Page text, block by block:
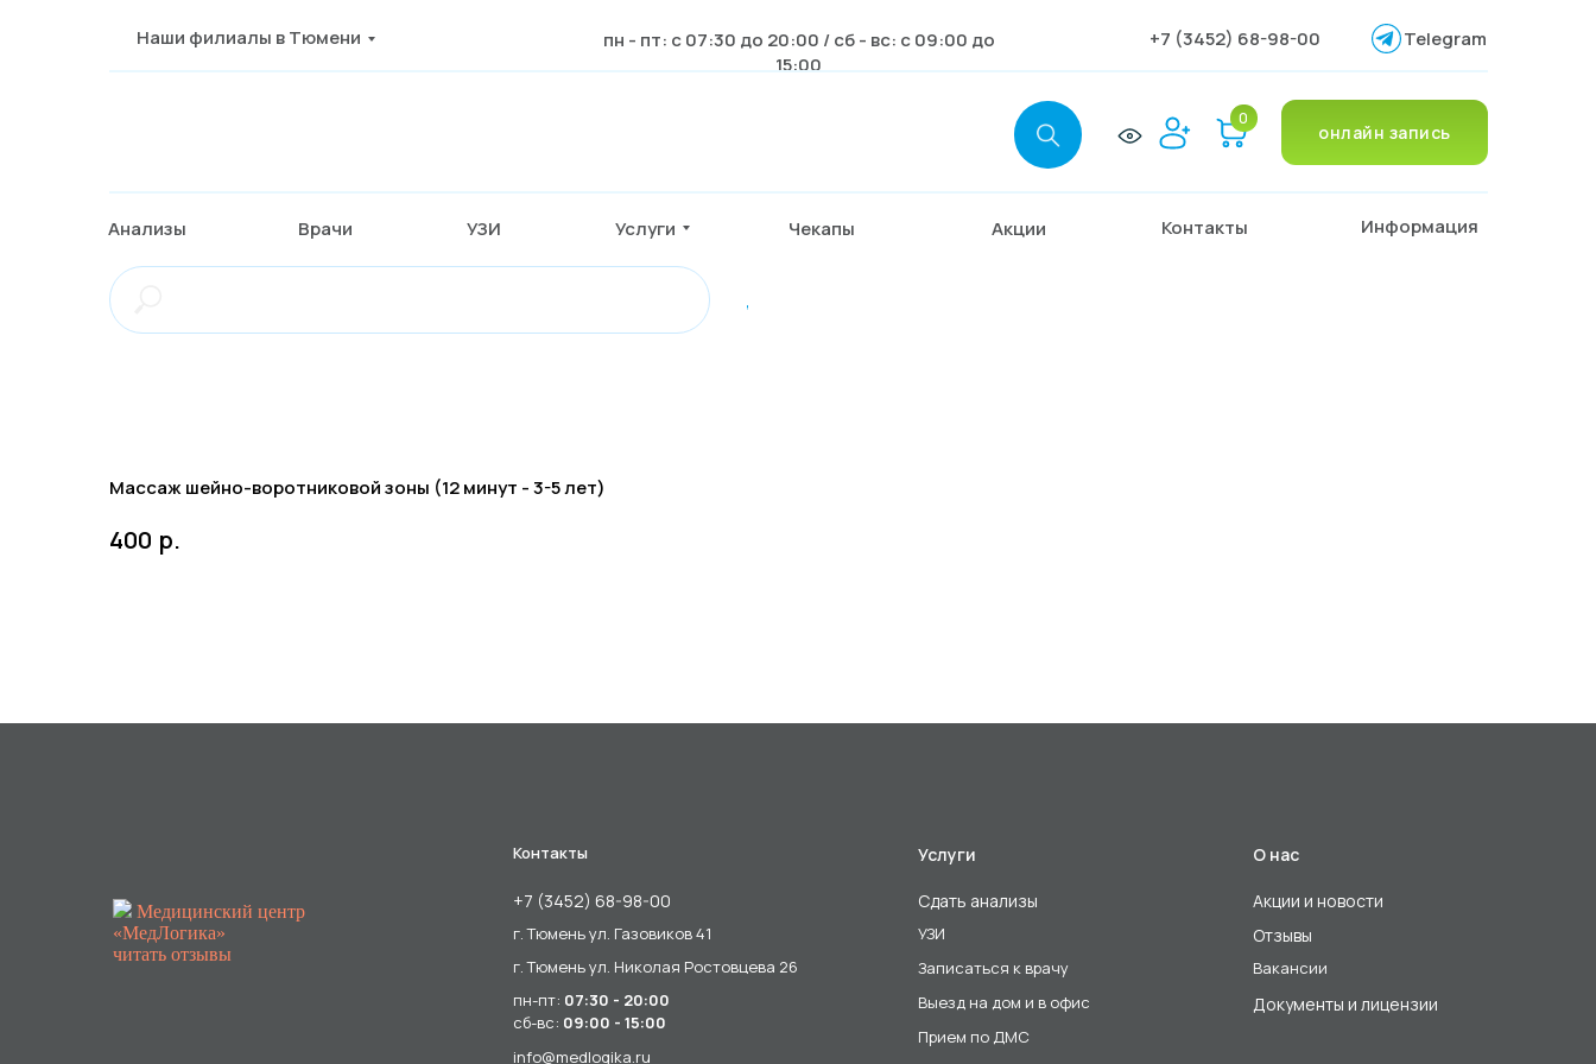
Наши филиалы в Тюмени
пн - пт: с 07:30 до 20:00 / сб - вс: с 09:00 до
15:00
Акции
+7 (3452) 68-98-00
онлайн запись
Анализы Врачи УЗИ Услуги Чекапы Контакты Информация
0
Telegram
,
Массаж шейно-воротниковой зоны (12 минут - 3-5 лет)
400 р.
Услуги
Записаться к врачу
Сдать анализы
Выезд на дом и в офис
Контакты
УЗИ
+7 (3452) 68-98-00
г. Тюмень ул. Газовиков 41
г. Тюмень ул. Николая Ростовцева 26
Прием по ДМС
info@medlogika.ru
О нас
пн-пт: 07:30 - 20:00
сб-вс: 09:00 - 15:00
Акции и новости
Отзывы
Вакансии
Документы и лицензии
Медицинский центр
«МедЛогика»
читать отзывы